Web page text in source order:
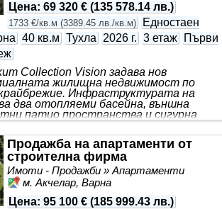
Цена: 69 320 € (135 578.14 лв.)
1733 €/кв.м (3389.45 лв./кв.м)
Едностаен
40 кв.м Тухла 2026 г. 3 етаж
Първи
Collection Vision задава нов
жилищна недвижимост по
Инфраструктурата на
два отопляеми басейна, външна
патио пространства и сигурна
За максимално удобство са
и наземен паркинг, както и
с видеонаблюдение. Апарт-
на комплекса предоставя
пасивен доход чрез отдаване
най-перспективните райони на
за хора, които разглеждат
място за живеене, но
Продажба на апартаменти от
строителна фирма
Имоти - Продажби » Апартаменти
м. Акчелар, Варна
Цена: 95 100 € (185 999.43 лв.)